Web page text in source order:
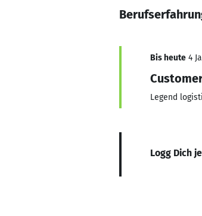
Bis heute 4
Legend
Logg Dich